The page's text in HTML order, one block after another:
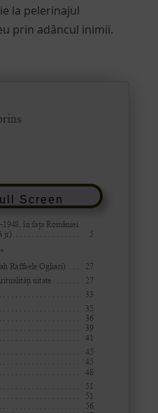
la pelerinajul
prin adâncul inimii.
Screen